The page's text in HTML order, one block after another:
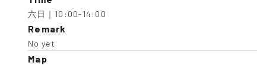
六日｜10:00-14:00
Remark
No yet
Map